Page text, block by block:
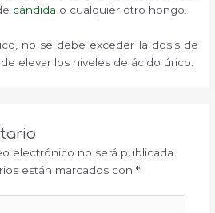
cándida o cualquier otro hongo.
no se debe exceder la dosis de
elevar los niveles de ácido úrico.
electrónico no será publicada.
están marcados con *